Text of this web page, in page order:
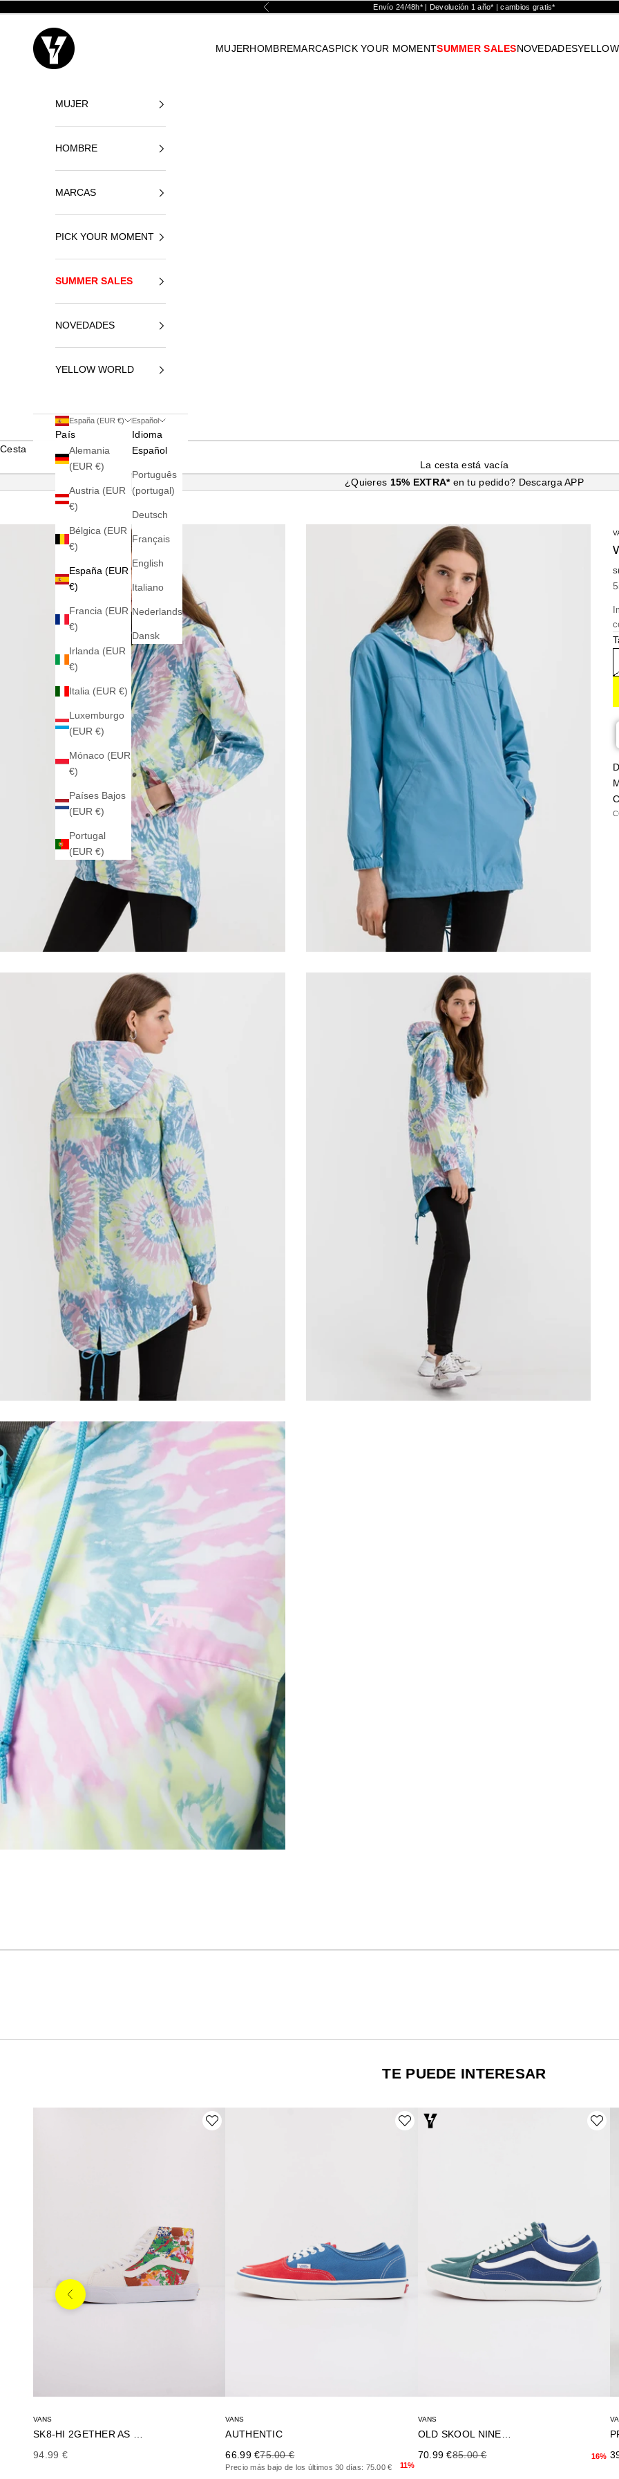
Anterior Envío 24/48h* | Devolución 1 año* | cambios gratis*
Yellowshop
MUJERHOMBREMARCASPICK YOUR MOMENTSUMMER SALESNOVEDADES
MUJER
HOMBRE
MARCAS
PICK YOUR MOMENT
SUMMER SALES
NOVEDADES
YELLOW WORLD
España (EUR €)
País
Alemania
(EUR €)
Austria (EUR
€)
Bélgica (EUR
€)
España (EUR
€)
Francia (EUR
€)
Irlanda (EUR
€)
Italia (EUR €)
Luxemburgo
(EUR €)
Mónaco (EUR
€)
Países Bajos
(EUR €)
Portugal
(EUR €)
Español
Idioma
Español
Português
(portugal)
Deutsch
Français
English
Italiano
Nederlands
Dansk
Cesta
La cesta está vacía
¿Quieres 15% EXTRA* en tu pedido? Descarga APP
TE PUEDE INTERESAR
VANS
Precio de oferta
94.99 €
VANS
AUTHENTIC
Precio de oferta
66.99 €Precio anterior
75.00 €
Precio más bajo de los últimos 30 días: 75.00 € 11%
VANS
Precio de oferta
70.99 €Precio anterior
85.00 € 16%
Anterior